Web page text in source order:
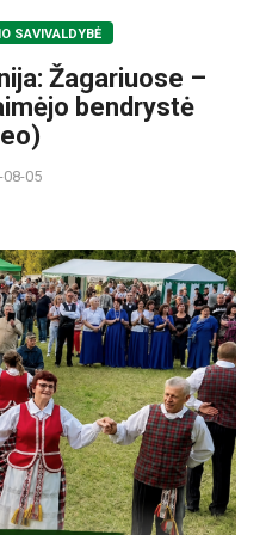
SAVIVALDYBĖ
Žagariuose –
bendrystė
08-05